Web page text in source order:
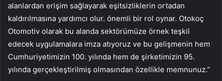
alanlardan erişim sağlayarak eşitsizliklerin ortadan
kaldırılmasına yardımcı olur. önemli bir rol oynar. Otokoç
Otomotiv olarak bu alanda sektörümüze örnek teşkil
edecek uygulamalara imza atıyoruz ve bu gelişmenin hem
Cumhuriyetimizin 100. yılında hem de şirketimizin 95.
yılında gerçekleştirilmiş olmasından özellikle memnunuz.”